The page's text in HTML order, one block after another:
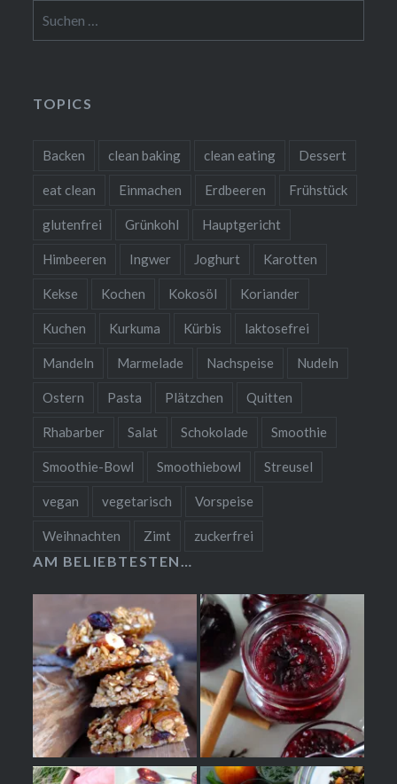
nach:
TOPICS
Backen clean baking clean eating Dessert
eat clean Einmachen Erdbeeren Frühstück
glutenfrei Grünkohl Hauptgericht
Himbeeren Ingwer Joghurt Karotten
Kekse Kochen Kokosöl Koriander
Kuchen Kurkuma Kürbis laktosefrei
Mandeln Marmelade Nachspeise Nudeln
Ostern Pasta Plätzchen Quitten
Rhabarber Salat Schokolade Smoothie
Smoothie-Bowl Smoothiebowl Streusel
vegan vegetarisch Vorspeise
Weihnachten Zimt zuckerfrei
AM BELIEBTESTEN…